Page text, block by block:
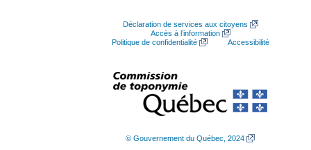
Déclaration de services aux citoyens
Accès à l’information
Politique de confidentialité
Accessibilité
© Gouvernement du Québec, 2024